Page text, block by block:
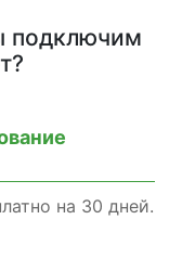
подключим
на 30 дней.